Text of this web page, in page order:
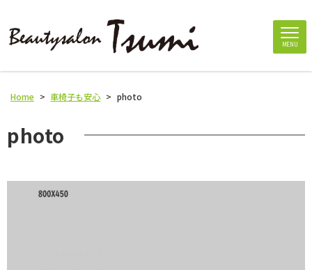
MENU
Home > 車椅子も安心 > photo
photo